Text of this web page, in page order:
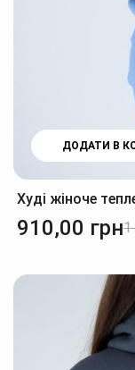
ДОДАТИ В
Худі жіноче
910,00 грн1